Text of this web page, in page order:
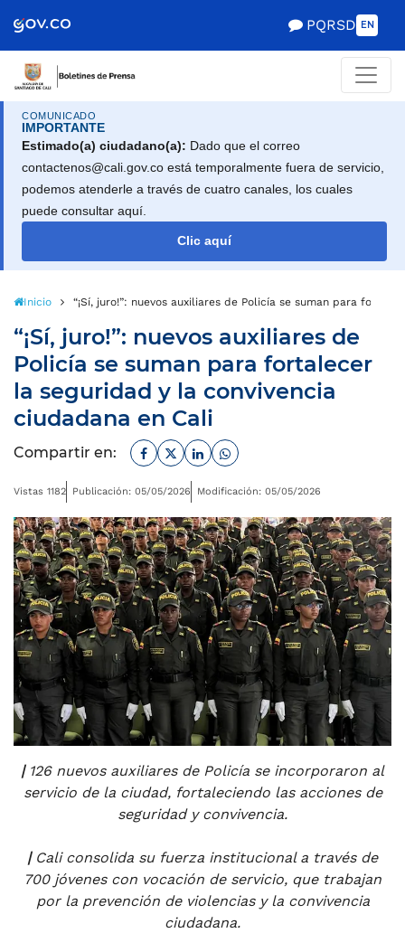
PQRSD EN
COMUNICADO
IMPORTANTE
Estimado(a) ciudadano(a): Dado que el correo
contactenos@cali.gov.co está temporalmente fuera de servicio,
podemos atenderle a través de cuatro canales, los cuales
puede consultar aquí.
Clic aquí
Inicio “¡Sí, juro!”: nuevos auxiliares de Policía se suman para
“¡Sí, juro!”: nuevos auxiliares de
Policía se suman para fortalecer
la seguridad y la convivencia
ciudadana en Cali
Compartir en: Facebook
TwitterLinkedinWhatsapp
Vistas 1182 Publicación: 05/05/2026 Modificación: 05/05/2026
| 126 nuevos auxiliares de Policía se incorporaron al
servicio de la ciudad, fortaleciendo las acciones de
seguridad y convivencia.
|Cali consolida su fuerza institucional a través de
700 jóvenes con vocación de servicio, que trabajan
por la prevención de violencias y la convivencia
ciudadana.